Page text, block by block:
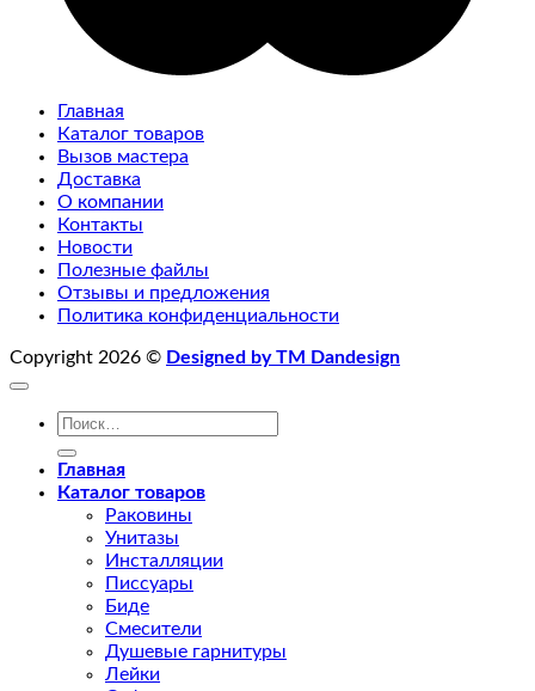
Главная
Каталог товаров
Вызов мастера
Доставка
О компании
Контакты
Новости
Полезные файлы
Отзывы и предложения
Политика конфиденциальности
Copyright 2026 © Designed by TM Dandesign
Искать:
Главная
Каталог товаров
Раковины
Унитазы
Инсталляции
Писсуары
Биде
Смесители
Душевые гарнитуры
Лейки